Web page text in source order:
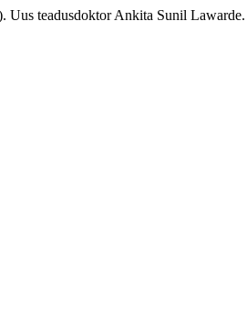
Uus teadusdoktor Ankita Sunil